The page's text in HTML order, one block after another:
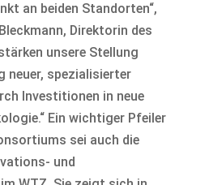
an beiden Standorten“,
Direktorin des
unsere Stellung
neuer, spezialisierter
Investitionen in neue
Ein wichtiger Pfeiler
sei auch die
und